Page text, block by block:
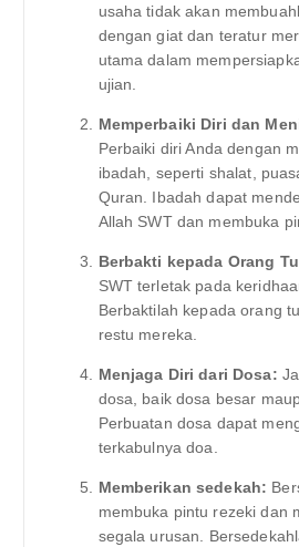
usaha tidak akan
dengan giat dan teratur
utama dalam
ujian.
Memperbaiki Diri dan
Perbaiki diri Anda dengan
ibadah, seperti shalat,
Quran. Ibadah dapat
Allah SWT dan membuka
Berbakti kepada Orang
SWT terletak pada
Berbaktilah kepada orang
restu mereka.
Menjaga Diri dari Dosa:
dosa, baik dosa besar
Perbuatan dosa dapat
terkabulnya doa.
Memberikan sedekah:
membuka pintu rezeki dan
segala urusan.